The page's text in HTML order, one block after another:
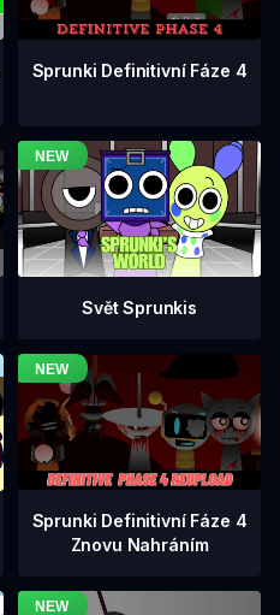
Sprunki Definitivní Fáze 4
Svět Sprunkis
Sprunki Definitivní Fáze 4
Znovu Nahráním